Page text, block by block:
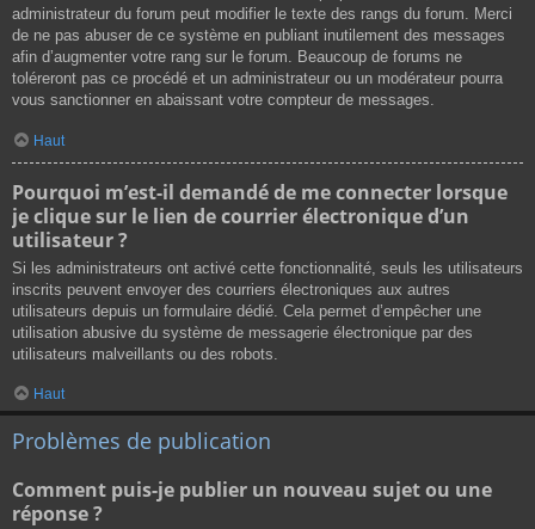
administrateur du forum peut modifier le texte des rangs du forum. Merci
de ne pas abuser de ce système en publiant inutilement des messages
afin d’augmenter votre rang sur le forum. Beaucoup de forums ne
toléreront pas ce procédé et un administrateur ou un modérateur pourra
vous sanctionner en abaissant votre compteur de messages.
Haut
Pourquoi m’est-il demandé de me connecter lorsque
je clique sur le lien de courrier électronique d’un
utilisateur ?
Si les administrateurs ont activé cette fonctionnalité, seuls les utilisateurs
inscrits peuvent envoyer des courriers électroniques aux autres
utilisateurs depuis un formulaire dédié. Cela permet d’empêcher une
utilisation abusive du système de messagerie électronique par des
utilisateurs malveillants ou des robots.
Haut
Problèmes de publication
Comment puis-je publier un nouveau sujet ou une
réponse ?